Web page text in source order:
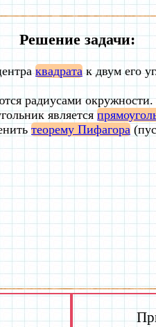
Решение задачи:
квадратак двум его
радиусами окружности.
является
теорему Пифагора